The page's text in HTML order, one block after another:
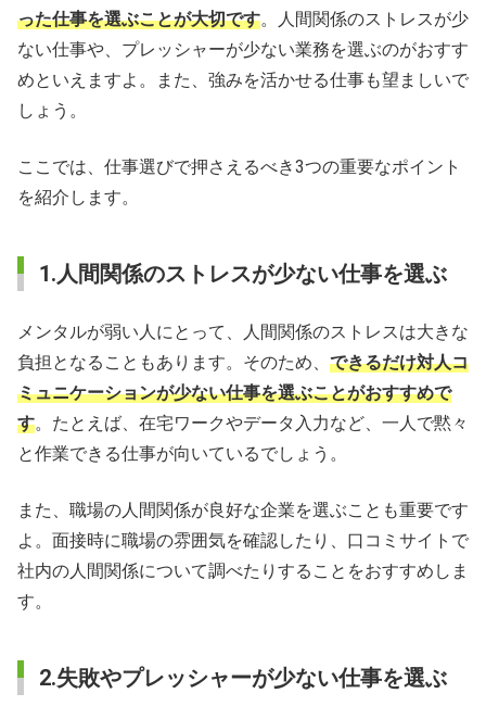
った仕事を選ぶことが大切です。人間関係のストレスが少
ない仕事や、プレッシャーが少ない業務を選ぶのがおすす
めといえますよ。また、強みを活かせる仕事も望ましいで
しょう。
ここでは、仕事選びで押さえるべき3つの重要なポイント
を紹介します。
1.人間関係のストレスが少ない仕事を選ぶ
メンタルが弱い人にとって、人間関係のストレスは大きな
負担となることもあります。そのため、 できるだけ対人コ
ミュニケーションが少ない仕事を選ぶことがおすすめで
す。たとえば、在宅ワークやデータ入力など、一人で黙々
と作業できる仕事が向いているでしょう。
また、職場の人間関係が良好な企業を選ぶことも重要です
よ。面接時に職場の雰囲気を確認したり、口コミサイトで
社内の人間関係について調べたりすることをおすすめしま
す。
2.失敗やプレッシャーが少ない仕事を選ぶ